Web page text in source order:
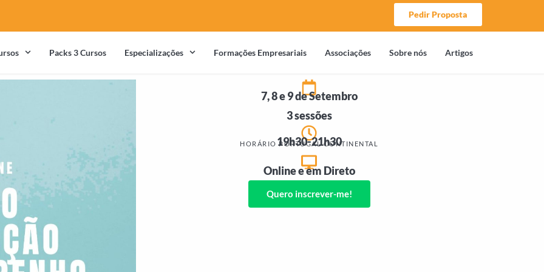
Pedir Proposta
Packs 3 Cursos Especializações Formações Empresariais Associações Sobre nós Artigos
7, 8 e 9 de Setembro
3 sessões
19h30-21h30
HORÁRIO PORTUGAL CONTINENTAL
Online e em Direto
Quero inscrever-me!